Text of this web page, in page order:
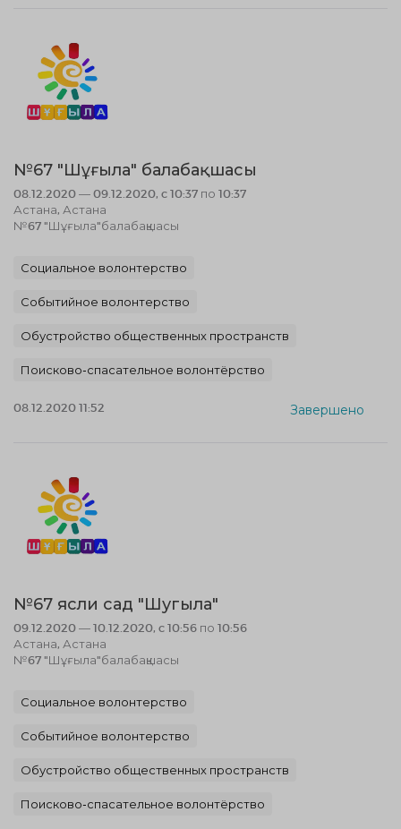
№67 "Шұғыла" балабақшасы
08.12.2020 — 09.12.2020, c 10:37 по 10:37
Астана, Астана
№67 "Шұғыла"балабақшасы
Социальное волонтерство
Событийное волонтерство
Обустройство общественных пространств
Поисково-спасательное волонтёрство
08.12.2020 11:52 Завершено
№67 ясли сад "Шугыла"
09.12.2020 — 10.12.2020, c 10:56 по 10:56
Астана, Астана
№67 "Шұғыла"балабақшасы
Социальное волонтерство
Событийное волонтерство
Обустройство общественных пространств
Поисково-спасательное волонтёрство